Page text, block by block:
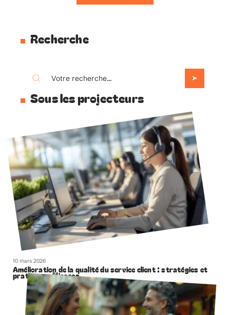
Recherche
Sous les projecteurs
10 mars 2026
Amélioration de la qualité du service client : stratégies et
pratiques efficaces